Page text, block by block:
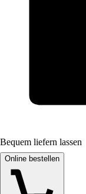
Bequem liefern lassen
Online bestellen